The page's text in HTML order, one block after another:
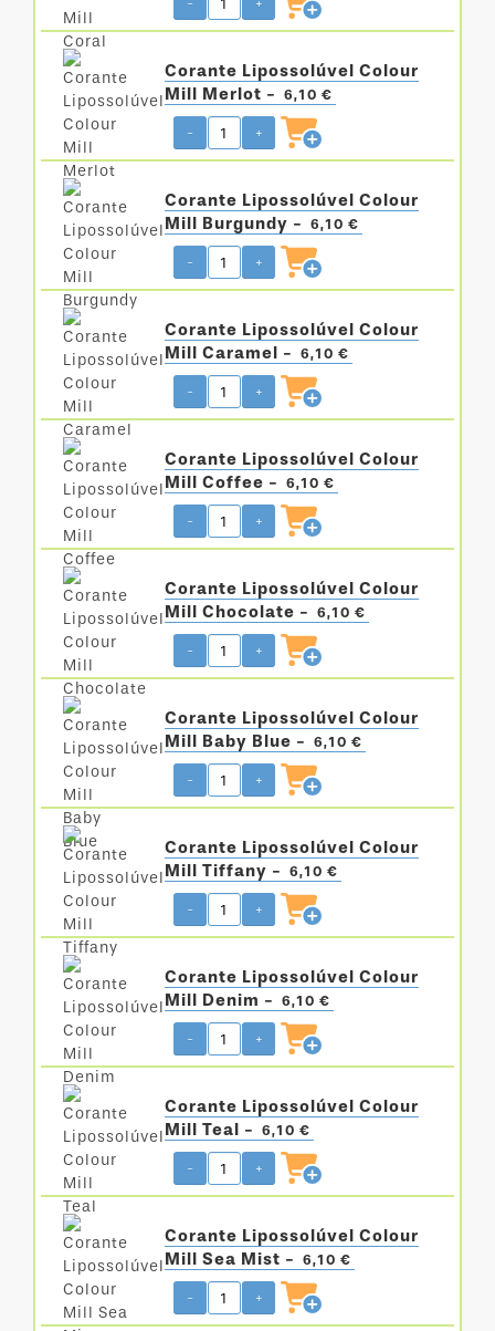
- +
Corante Lipossolúvel Colour
Mill Merlot -
6,10 €
- +
Corante Lipossolúvel Colour
Mill Burgundy -
6,10 €
- +
Corante Lipossolúvel Colour
Mill Caramel -
6,10 €
- +
Corante Lipossolúvel Colour
Mill Coffee -
6,10 €
- +
Corante Lipossolúvel Colour
Mill Chocolate -
6,10 €
- +
Corante Lipossolúvel Colour
Mill Baby Blue -
6,10 €
- +
Corante Lipossolúvel Colour
Mill Tiffany -
6,10 €
- +
Corante Lipossolúvel Colour
Mill Denim -
6,10 €
- +
Corante Lipossolúvel Colour
Mill Teal -
6,10 €
- +
Corante Lipossolúvel Colour
Mill Sea Mist -
6,10 €
- +